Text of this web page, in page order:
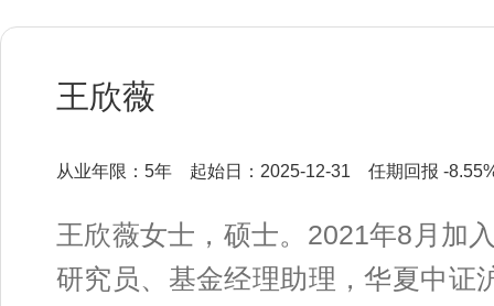
王欣薇
从业年限：5年 起始日：2025-12-31 任期回报 -
王欣薇女士，硕士。2021年8月加
研究员、基金经理助理，华夏中证